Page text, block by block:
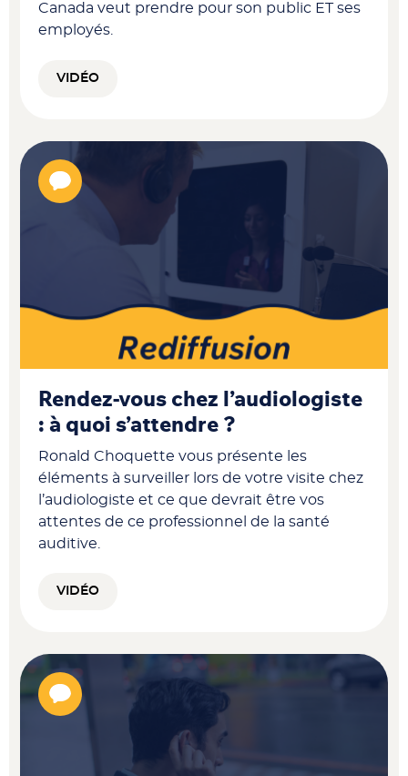
Canada veut prendre pour son public ET ses
employés.
VIDÉO
Rendez-vous chez l’audiologiste
: à quoi s’attendre ?
Ronald Choquette vous présente les
éléments à surveiller lors de votre visite chez
l’audiologiste et ce que devrait être vos
attentes de ce professionnel de la santé
auditive.
VIDÉO